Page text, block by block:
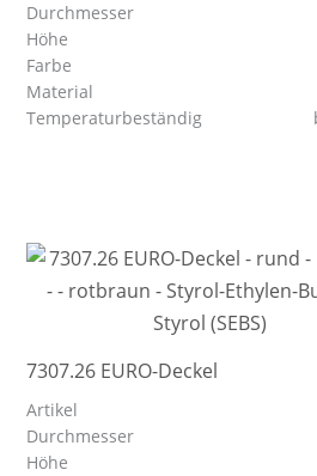
Durchmesser
Höhe
Farbe
Material
Temperaturbeständig
7307.26 EURO-Deckel
Artikel
Durchmesser
Höhe